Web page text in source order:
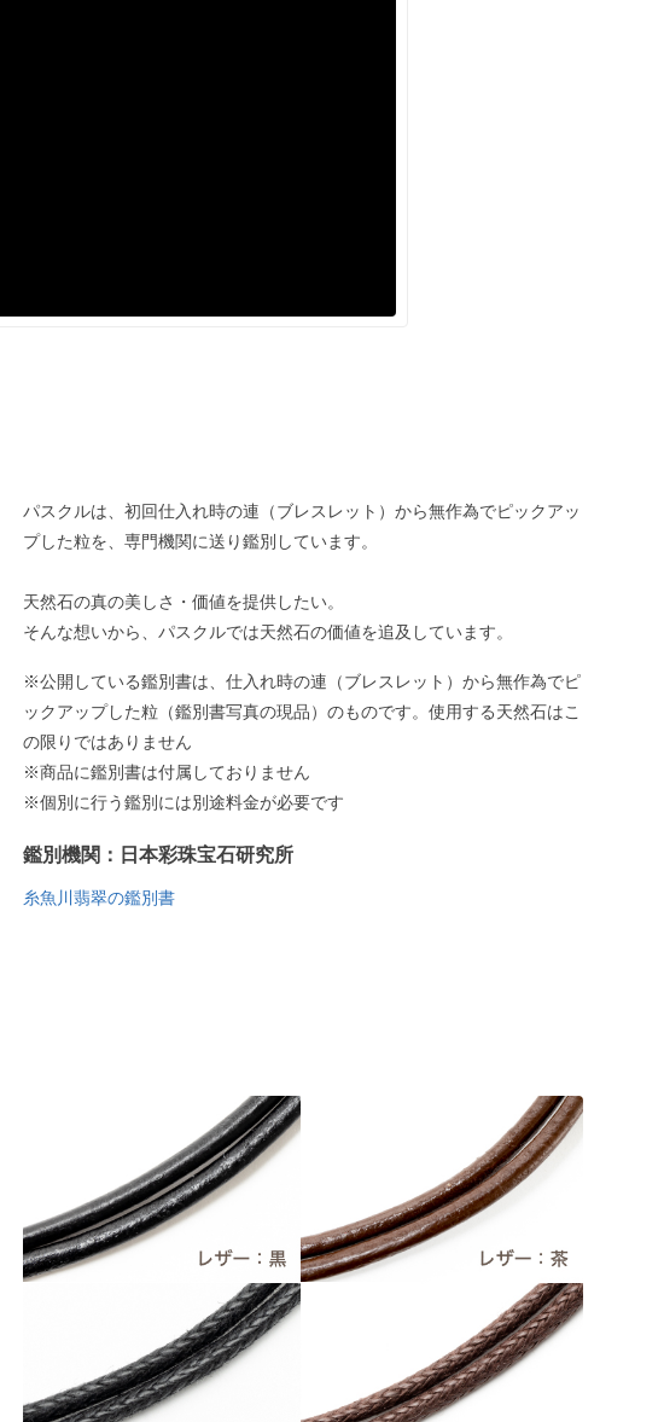
パスクルは、初回仕入れ時の連（ブレスレット）から無作為でピックアッ
プした粒を、専門機関に送り鑑別しています。
天然石の真の美しさ・価値を提供したい。
そんな想いから、パスクルでは天然石の価値を追及しています。
※公開している鑑別書は、仕入れ時の連（ブレスレット）から無作為でピ
ックアップした粒（鑑別書写真の現品）のものです。使用する天然石はこ
の限りではありません
※商品に鑑別書は付属しておりません
※個別に行う鑑別には別途料金が必要です
鑑別機関：日本彩珠宝石研究所
糸魚川翡翠の鑑別書